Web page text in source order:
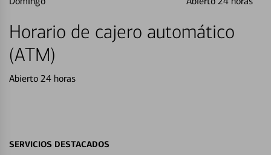
Horario de cajero automático
(ATM)
Abierto 24 horas
SERVICIOS DESTACADOS